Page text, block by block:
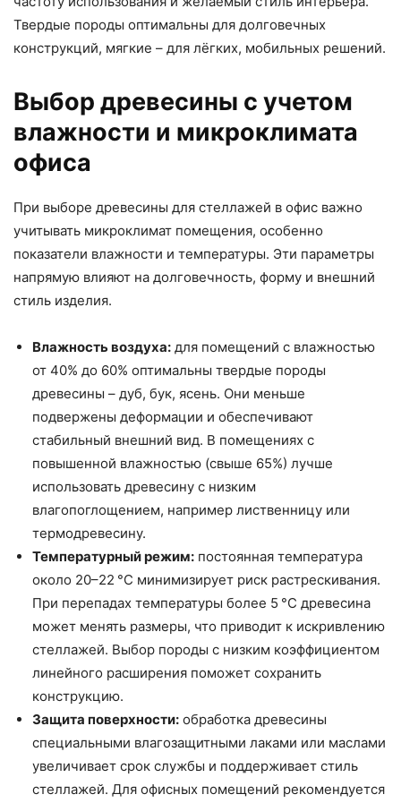
Твердые породы оптимальны для долговечных
конструкций, мягкие – для лёгких, мобильных решений.
Выбор древесины с учетом
влажности и микроклимата
офиса
При выборе древесины для стеллажей в офис важно
учитывать микроклимат помещения, особенно
показатели влажности и температуры. Эти параметры
напрямую влияют на долговечность, форму и внешний
стиль изделия.
Влажность воздуха: для помещений с влажностью
от 40% до 60% оптимальны твердые породы
древесины – дуб, бук, ясень. Они меньше
подвержены деформации и обеспечивают
стабильный внешний вид. В помещениях с
повышенной влажностью (свыше 65%) лучше
использовать древесину с низким
влагопоглощением, например лиственницу или
термодревесину.
Температурный режим: постоянная температура
около 20–22 °C минимизирует риск растрескивания.
При перепадах температуры более 5 °C древесина
может менять размеры, что приводит к искривлению
стеллажей. Выбор породы с низким коэффициентом
линейного расширения поможет сохранить
конструкцию.
Защита поверхности: обработка древесины
специальными влагозащитными лаками или маслами
увеличивает срок службы и поддерживает стиль
стеллажей. Для офисных помещений рекомендуется